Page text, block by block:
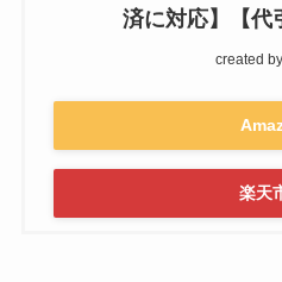
済に対応】【代
created by
楽天